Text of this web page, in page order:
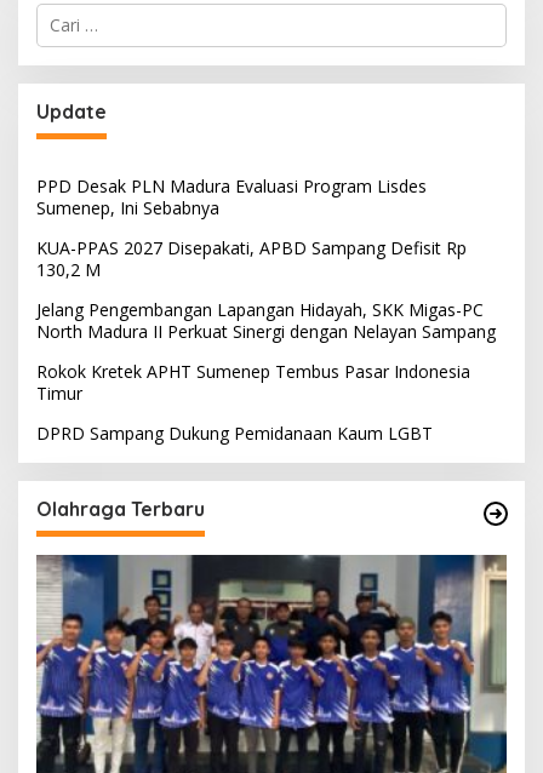
Cari
untuk:
Update
PPD Desak PLN Madura Evaluasi Program Lisdes
Sumenep, Ini Sebabnya
KUA-PPAS 2027 Disepakati, APBD Sampang Defisit Rp
130,2 M
Jelang Pengembangan Lapangan Hidayah, SKK Migas-PC
North Madura II Perkuat Sinergi dengan Nelayan Sampang
Rokok Kretek APHT Sumenep Tembus Pasar Indonesia
Timur
DPRD Sampang Dukung Pemidanaan Kaum LGBT
Olahraga Terbaru